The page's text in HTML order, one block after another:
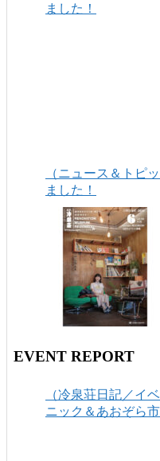
ました！
（ニュース＆トピ
ました！
EVENT REPORT
（冷泉荘日記／イ
ニック＆あおぞら